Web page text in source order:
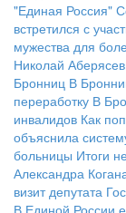
"Единая Россия"
встретился с
мужества для
Николай
Бронниц В
переработку В
инвалидов Как
объяснила
больницы Итоги
Александра
визит депутата